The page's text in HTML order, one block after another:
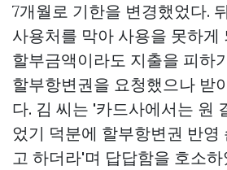
7개월로 기한을 변경했었다.
사용처를 막아 사용을 못하게
할부금액이라도 지출을 피하
할부항변권을 요청했으나 받
다. 김 씨는 '카드사에서는 원
었기 덕분에 할부항변권 반영
고 하더라'며 답답함을 호소하